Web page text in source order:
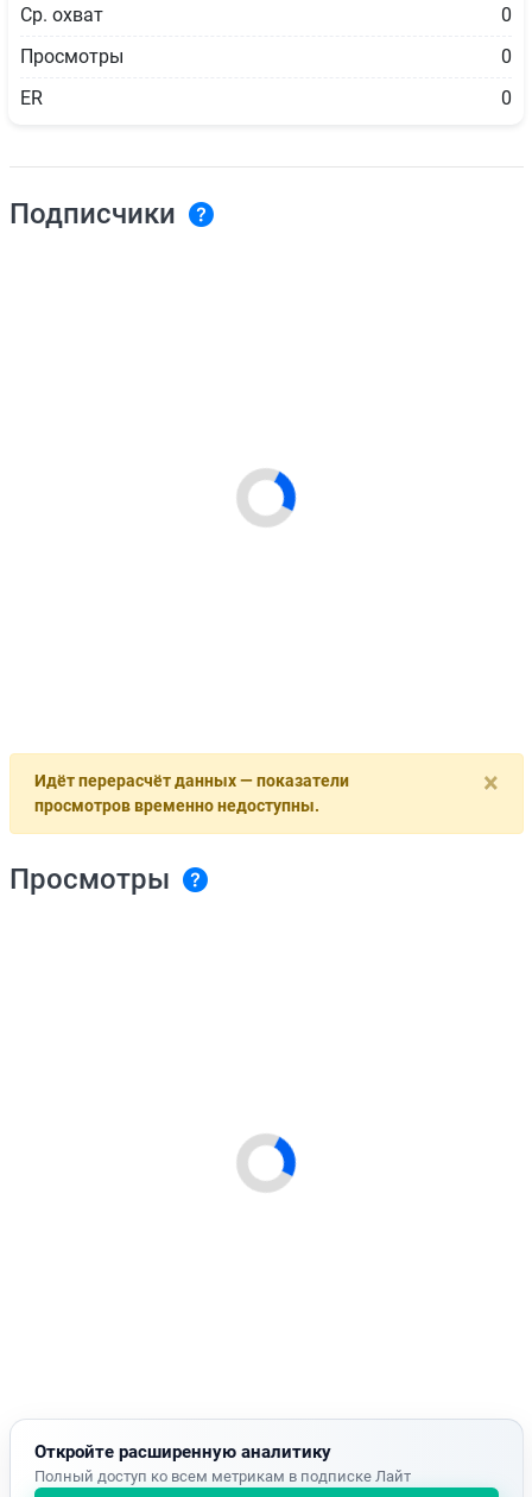
Ср. охват
0
Просмотры
0
ER
0
Подписчики
×
Идёт перерасчёт данных — показатели
просмотров временно недоступны.
Просмотры
Откройте расширенную аналитику
Полный доступ ко всем метрикам в подписке Лайт